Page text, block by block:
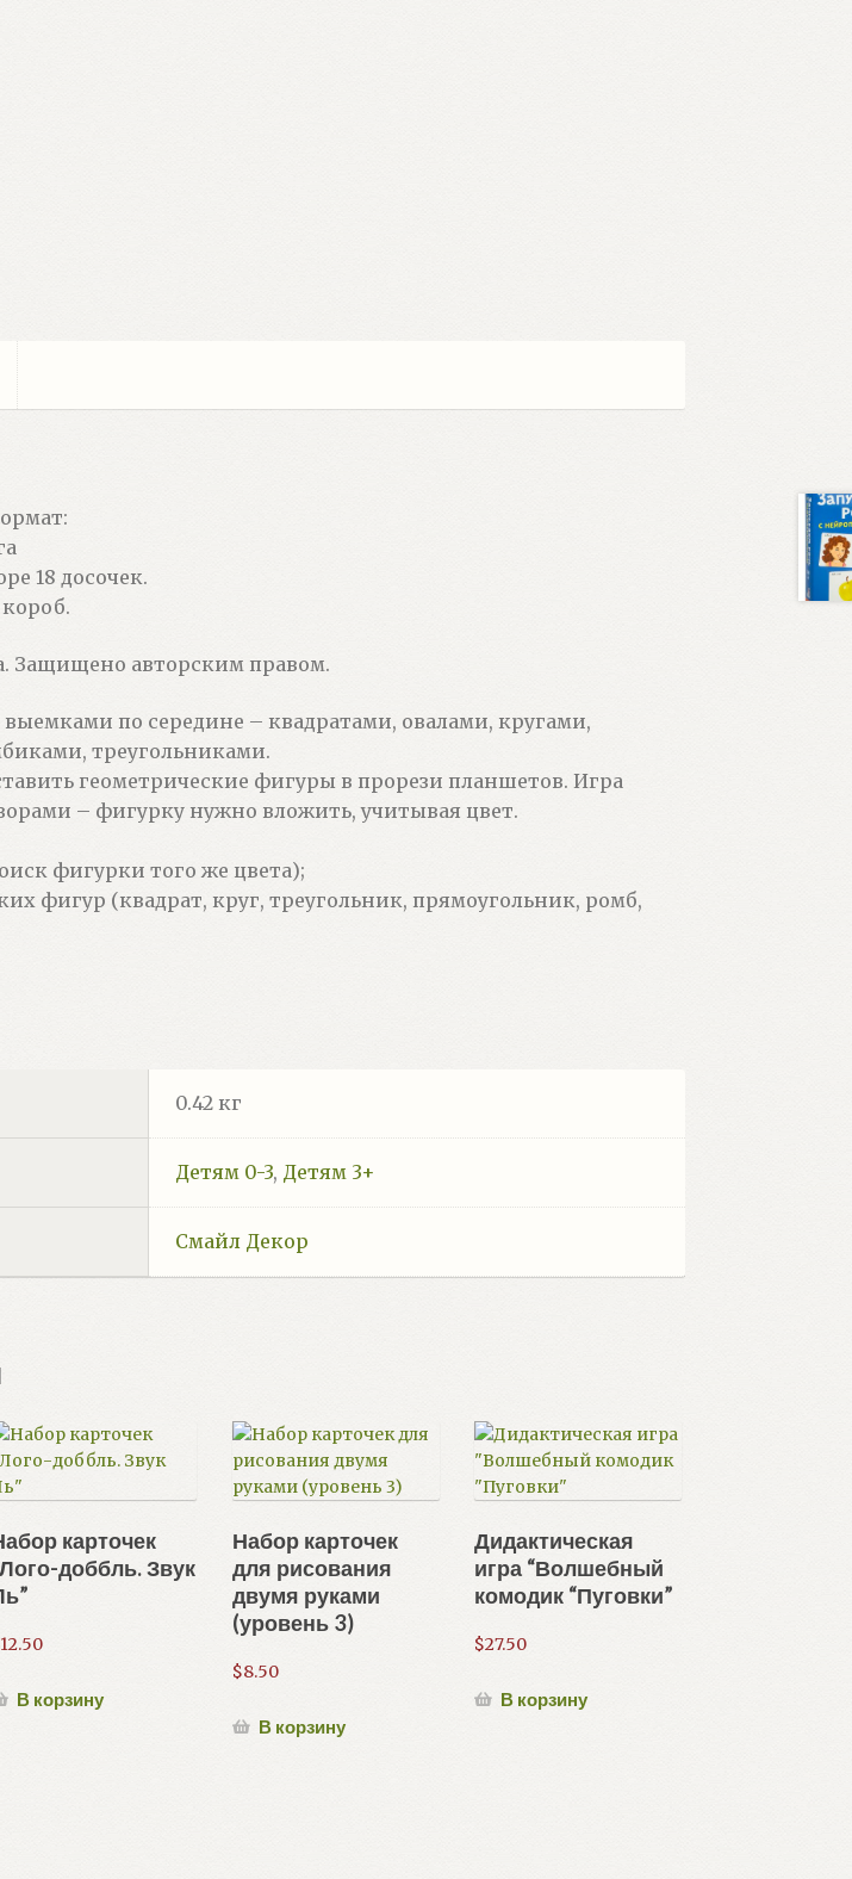
18 досочек.
Защищено авторским правом.
выемками по середине – квадратами, овалами, кругами,
треугольниками.
геометрические фигуры в прорези планшетов. Игра
– фигурку нужно вложить, учитывая цвет.
фигурки того же цвета);
фигур (квадрат, круг, треугольник, прямоугольник, ромб,
0.42 кг
Детям 0-3, Детям 3+
Смайл Декор
карточек
доббль. Звук
12.50
В корзину
Набор карточек
для рисования
двумя руками
(уровень 3)
$8.50
В корзину
Дидактическая
игра “Волшебный
комодик “Пуговки”
$27.50
В корзину